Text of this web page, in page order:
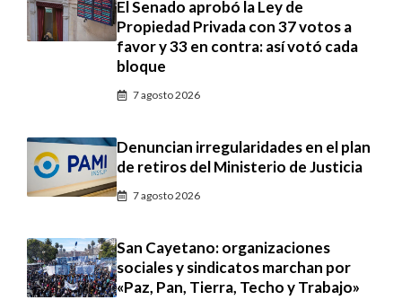
El Senado aprobó la Ley de
Propiedad Privada con 37 votos a
favor y 33 en contra: así votó cada
bloque
7 agosto 2026
Denuncian irregularidades en el plan
de retiros del Ministerio de Justicia
7 agosto 2026
San Cayetano: organizaciones
sociales y sindicatos marchan por
«Paz, Pan, Tierra, Techo y Trabajo»